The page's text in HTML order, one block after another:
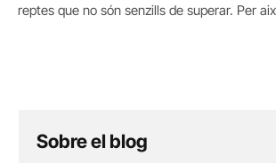
reptes que no són senzills de superar. Per
Sobre el blog